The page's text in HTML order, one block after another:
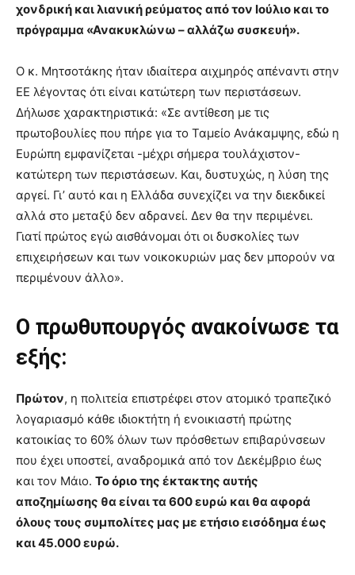
χονδρική και λιανική ρεύματος από τον Ιούλιο και το
πρόγραμμα «Ανακυκλώνω – αλλάζω συσκευή».
Ο κ. Μητσοτάκης ήταν ιδιαίτερα αιχμηρός απέναντι στην
ΕΕ λέγοντας ότι είναι κατώτερη των περιστάσεων.
Δήλωσε χαρακτηριστικά: «Σε αντίθεση με τις
πρωτοβουλίες που πήρε για το Ταμείο Ανάκαμψης, εδώ η
Ευρώπη εμφανίζεται -μέχρι σήμερα τουλάχιστον-
κατώτερη των περιστάσεων. Και, δυστυχώς, η λύση της
αργεί. Γι’ αυτό και η Ελλάδα συνεχίζει να την διεκδικεί
αλλά στο μεταξύ δεν αδρανεί. Δεν θα την περιμένει.
Γιατί πρώτος εγώ αισθάνομαι ότι οι δυσκολίες των
επιχειρήσεων και των νοικοκυριών μας δεν μπορούν να
περιμένουν άλλο».
Ο πρωθυπουργός ανακοίνωσε τα
εξής:
Πρώτον, η πολιτεία επιστρέφει στον ατομικό τραπεζικό
λογαριασμό κάθε ιδιοκτήτη ή ενοικιαστή πρώτης
κατοικίας το 60% όλων των πρόσθετων επιβαρύνσεων
που έχει υποστεί, αναδρομικά από τον Δεκέμβριο έως
και τον Μάιο. Το όριο της έκτακτης αυτής
αποζημίωσης θα είναι τα 600 ευρώ και θα αφορά
όλους τους συμπολίτες μας με ετήσιο εισόδημα έως
και 45.000 ευρώ.